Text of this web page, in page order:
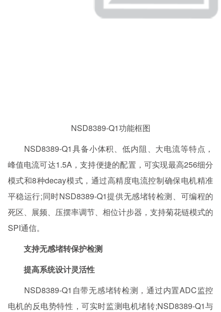
NSD8389-Q1功能框图
NSD8389-Q1具备小体积、低内阻、大电流等特点，
峰值电流可达1.5A，支持便捷的配置，可实现最高256细分
模式和8种decay模式，通过高精度电流控制确保电机精准
平稳运行;同时NSD8389-Q1提供无感堵转检测、可编程的
死区、展频、压摆率调节、相位计步器，支持菊花链模式的
SPI通信。
支持无感堵转保护检测
提高系统设计灵活性
NSD8389-Q1自带无感堵转检测，通过内置ADC监控
电机的反电势特性，可实时监测电机堵转;NSD8389-Q1与